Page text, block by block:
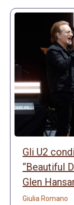
Gli U2
“Beautiful
Glen
Giulia Romano